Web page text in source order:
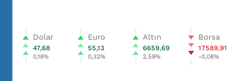
Dolar
47,68
0,18%
Euro
55,13
0,32%
Altın
6659,69
2,59%
Borsa
17589,91
-0,08%